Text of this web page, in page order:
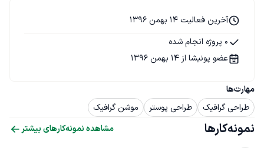
مهارت‌ها
طراحی گرافیک
طراحی پوستر موشن گرافیک
آخرین فعالیت 14 بهمن 1396
0 پروژه انجام شده
عضو پونیشا از 14 بهمن 1396
نمونه‌کارها مشاهده نمونه‌کارهای بیشتر